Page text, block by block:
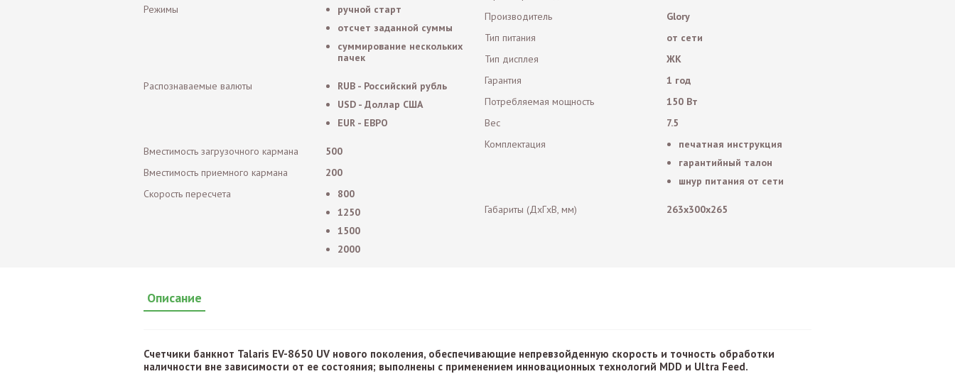
Режимы
ручной старт
отсчет заданной суммы
суммирование нескольких
пачек
Распознаваемые валюты
RUB - Российский рубль
USD - Доллар США
EUR - ЕВРО
Вместимость загрузочного кармана
500
Вместимость приемного кармана
200
Скорость пересчета
800
1250
1500
2000
Производитель
Glory
Тип питания
от сети
Тип дисплея
ЖК
Гарантия
1 год
Потребляемая мощность
150 Вт
Вес
7.5
Комплектация
печатная инструкция
гарантийный талон
шнур питания от сети
Габариты (ДxГxВ, мм) 263x300x265
Описание
Счетчики банкнот Talaris EV-8650 UV нового поколения, обеспечивающие непревзойденную скорость и точность обработки
наличности вне зависимости от ее состояния; выполнены с применением инновационных технологий MDD и Ultra Feed.